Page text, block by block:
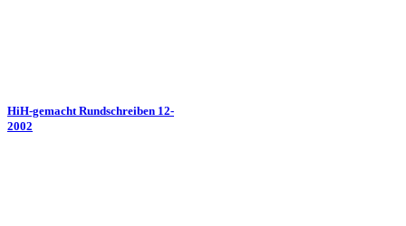
HiH-gemacht Rundschreiben 12-
2002